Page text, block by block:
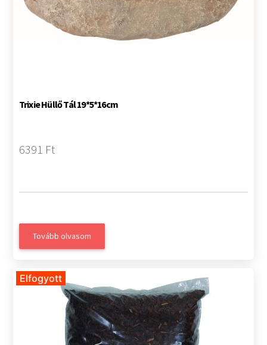
Trixie Hüllő Tál 19*5*16cm
6391 Ft
Tovább olvasom
Elfogyott